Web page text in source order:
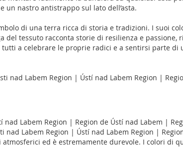
nastro antistrappo sul lato dell’asta.
di una terra ricca di storia e tradizioni. I suoi
tessuto racconta storie di resilienza e passione,
a celebrare le proprie radici e a sentirsi parte
nad Labem Region | Ústí nad Labem Region |
Labem Region | Region de Ústí nad Labem |
Labem Region | Ústí nad Labem Region |
ed è estremamente durevole. I colori di